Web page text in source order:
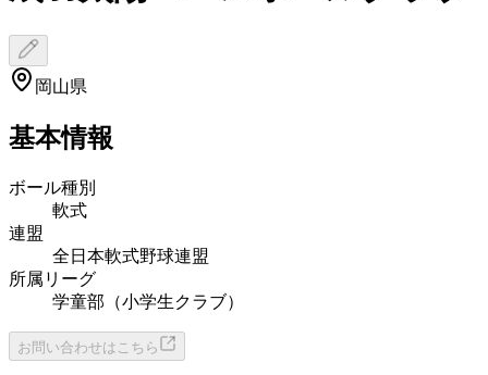
岡山県
基本情報
ボール種別
軟式
連盟
全日本軟式野球連盟
所属リーグ
学童部（小学生クラブ）
お問い合わせはこちら